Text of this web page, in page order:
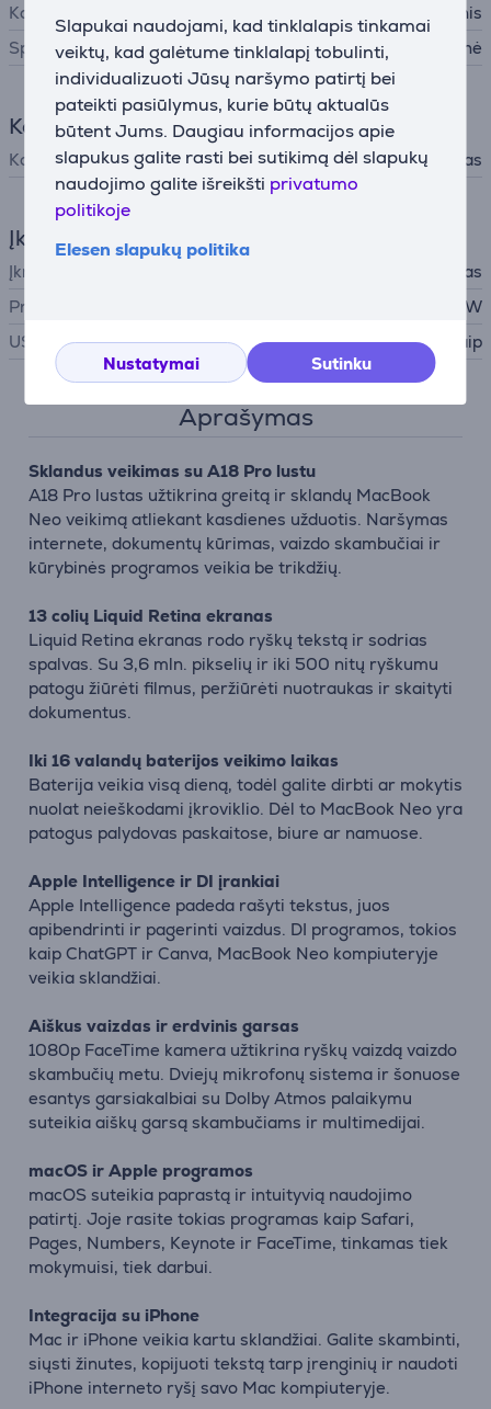
Slapukai naudojami, kad tinklalapis tinkamai
veiktų, kad galėtume tinklalapį tobulinti,
individualizuoti Jūsų naršymo patirtį bei
pateikti pasiūlymus, kurie būtų aktualūs
būtent Jums. Daugiau informacijos apie
slapukus galite rasti bei sutikimą dėl slapukų
naudojimo galite išreikšti privatumo
politikoje
Elesen slapukų politika
Nustatymai Sutinku
Korpuso medžiaga
Aliuminis
Spalva
Sidabrinė
Komplektacija
Komplekte yra įkrovimo laidas
Įkroviklis
Įkroviklis
į komplektą neįtrauktas
Privaloma įkroviklio galia
20 - 35 W
USB PD
Taip
Aprašymas
Sklandus veikimas su A18 Pro lustu
A18 Pro lustas užtikrina greitą ir sklandų MacBook
Neo veikimą atliekant kasdienes užduotis. Naršymas
internete, dokumentų kūrimas, vaizdo skambučiai ir
kūrybinės programos veikia be trikdžių.
13 colių Liquid Retina ekranas
Liquid Retina ekranas rodo ryškų tekstą ir sodrias
spalvas. Su 3,6 mln. pikselių ir iki 500 nitų ryškumu
patogu žiūrėti filmus, peržiūrėti nuotraukas ir skaityti
dokumentus.
Iki 16 valandų baterijos veikimo laikas
Baterija veikia visą dieną, todėl galite dirbti ar mokytis
nuolat neieškodami įkroviklio. Dėl to MacBook Neo yra
patogus palydovas paskaitose, biure ar namuose.
Apple Intelligence ir DI įrankiai
Apple Intelligence padeda rašyti tekstus, juos
apibendrinti ir pagerinti vaizdus. DI programos, tokios
kaip ChatGPT ir Canva, MacBook Neo kompiuteryje
veikia sklandžiai.
Aiškus vaizdas ir erdvinis garsas
1080p FaceTime kamera užtikrina ryškų vaizdą vaizdo
skambučių metu. Dviejų mikrofonų sistema ir šonuose
esantys garsiakalbiai su Dolby Atmos palaikymu
suteikia aiškų garsą skambučiams ir multimedijai.
macOS ir Apple programos
macOS suteikia paprastą ir intuityvią naudojimo
patirtį. Joje rasite tokias programas kaip Safari,
Pages, Numbers, Keynote ir FaceTime, tinkamas tiek
mokymuisi, tiek darbui.
Integracija su iPhone
Mac ir iPhone veikia kartu sklandžiai. Galite skambinti,
siųsti žinutes, kopijuoti tekstą tarp įrenginių ir naudoti
iPhone interneto ryšį savo Mac kompiuteryje.